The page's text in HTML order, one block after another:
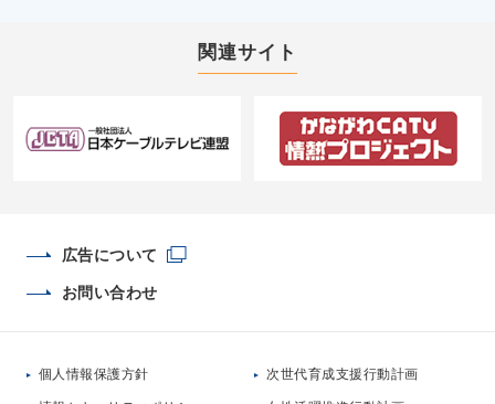
関連サイト
広告について
お問い合わせ
個人情報保護方針 次世代育成支援行動計画